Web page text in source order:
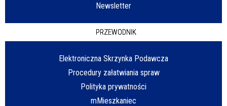
Newsletter
PRZEWODNIK
Elektroniczna Skrzynka Podawcza
Procedury załatwiania spraw
Polityka prywatności
mMieszkaniec